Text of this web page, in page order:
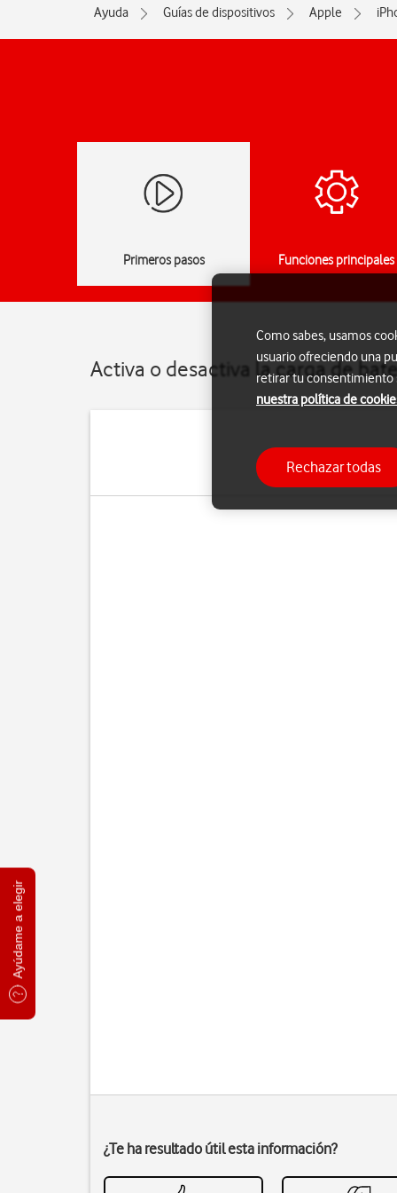
Ayúdame a elegir
Ayuda Guías de dispositivos Apple
Primeros pasos Funciones principales
Activa o desactiva la carga de
Cuando activas la
¿Te ha resultado útil esta información?
Como sabes, usamos
usuario ofreciendo una
retirar tu consentimiento
nuestra política de
Rechazar todas